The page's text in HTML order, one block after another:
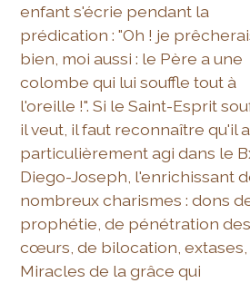
enfant s'écrie pendant la
prédication : "Oh ! je
bien, moi aussi : le Père a une
colombe qui lui souffle tout à
l'oreille !". Si le Saint-Esprit
il veut, il faut reconnaître qu'il a
particulièrement agi dans le
Diego-Joseph, l'enrichissant
nombreux charismes : dons
prophétie, de pénétration des
cœurs, de bilocation, extases,
Miracles de la grâce qui